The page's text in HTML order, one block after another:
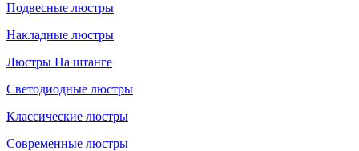
Подвесные люстры
Накладные люстры
Люстры На штанге
Светодиодные люстры
Классические люстры
Современные люстры